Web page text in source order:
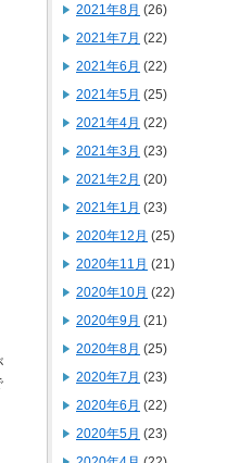
2021年8月 (26)
2021年7月 (22)
2021年6月 (22)
2021年5月 (25)
2021年4月 (22)
2021年3月 (23)
2021年2月 (20)
2021年1月 (23)
2020年12月 (25)
2020年11月 (21)
2020年10月 (22)
2020年9月 (21)
2020年8月 (25)
2020年7月 (23)
2020年6月 (22)
2020年5月 (23)